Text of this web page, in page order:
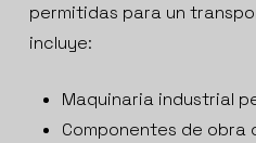
permitidas para un
incluye:
Maquinaria industrial
Componentes de obra